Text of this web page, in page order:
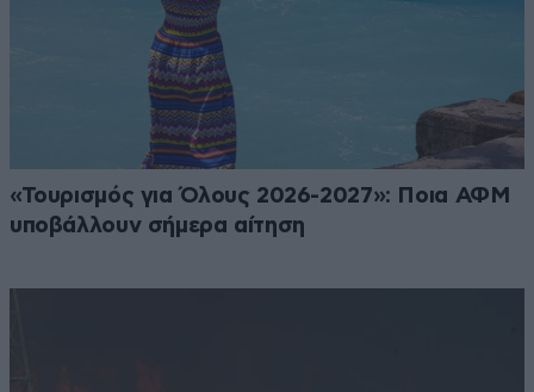
«Τουρισμός για Όλους 2026-2027»: Ποια ΑΦΜ
υποβάλλουν σήμερα αίτηση